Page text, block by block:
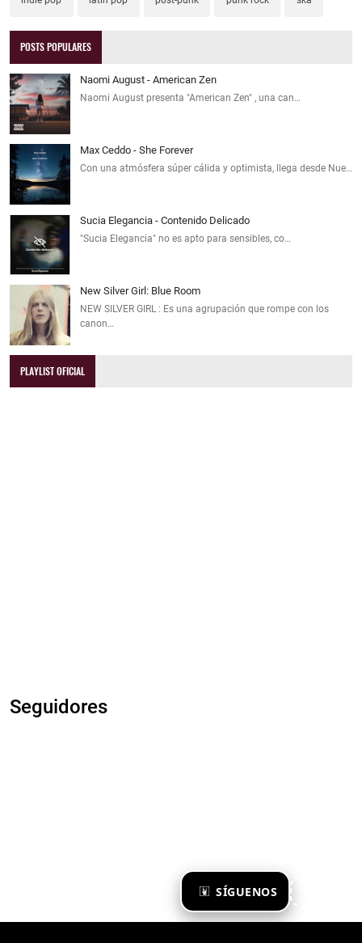
SÍGUENOS
POSTS POPULARES
Naomi August - American Zen
Naomi August presenta "American Zen" , una can…
Max Ceddo - She Forever
Con una atmósfera súper cálida y optimista, llega desde Nue…
Sucia Elegancia - Contenido Delicado
"Sucia Elegancia" no es apto para sensibles, co…
New Silver Girl: Blue Room
NEW SILVER GIRL : Es una agrupación que rompe con los
canon…
PLAYLIST OFICIAL
Seguidores